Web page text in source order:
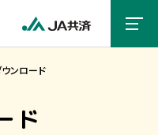
ンロード
ド